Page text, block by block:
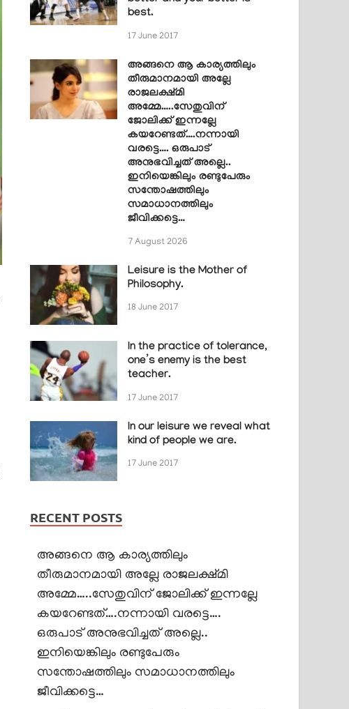
best.
17 June 2017
അങ്ങനെ ആ കാര്യത്തിലും
തീരുമാനമായി അല്ലേ
രാജലക്ഷ്മി
അമ്മേ…..സേതുവിന്
ജോലിക്ക് ഇന്നല്ലേ
കയറേണ്ടത്….നന്നായി
വരട്ടെ…. ഒരുപാട്
അനുഭവിച്ചത് അല്ലെ..
ഇനിയെങ്കിലും രണ്ടുപേരും
സന്തോഷത്തിലും
സമാധാനത്തിലും
ജീവിക്കട്ടെ…
7 August 2026
Leisure is the Mother of
Philosophy.
18 June 2017
In the practice of tolerance,
one’s enemy is the best
teacher.
17 June 2017
In our leisure we reveal what
kind of people we are.
17 June 2017
RECENT POSTS
അങ്ങനെ ആ കാര്യത്തിലും
തീരുമാനമായി അല്ലേ രാജലക്ഷ്മി
അമ്മേ…..സേതുവിന് ജോലിക്ക് ഇന്നല്ലേ
കയറേണ്ടത്….നന്നായി വരട്ടെ….
ഒരുപാട് അനുഭവിച്ചത് അല്ലെ..
ഇനിയെങ്കിലും രണ്ടുപേരും
സന്തോഷത്തിലും സമാധാനത്തിലും
ജീവിക്കട്ടെ…